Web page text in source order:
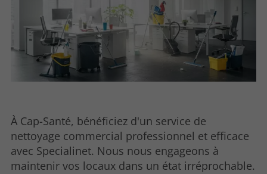
À Cap-Santé, bénéficiez d'un service de
nettoyage commercial professionnel et efficace
avec Specialinet. Nous nous engageons à
maintenir vos locaux dans un état irréprochable.